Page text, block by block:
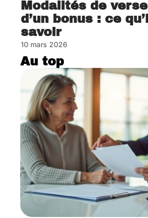
Modalités de
d’un bonus : ce
savoir
10 mars 2026
Au top